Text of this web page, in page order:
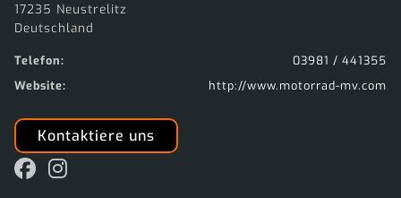
17235 Neustrelitz
Deutschland
Telefon:
03981 / 441355
Website:
http://www.motorrad-mv.com
Kontaktiere uns